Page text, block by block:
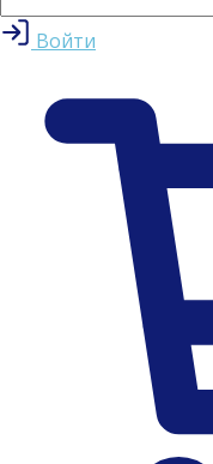
Войти